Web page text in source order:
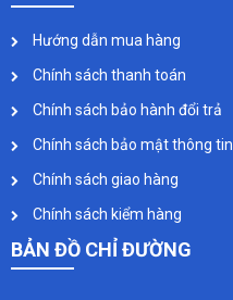
Hướng dẫn mua hàng
Chính sách thanh toán
Chính sách bảo hành đổi trả
Chính sách bảo mật thông tin
Chính sách giao hàng
Chính sách kiểm hàng
BẢN ĐỒ CHỈ ĐƯỜNG